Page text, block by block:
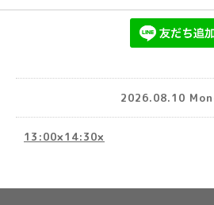
2026.08.10
13:00×14:30×